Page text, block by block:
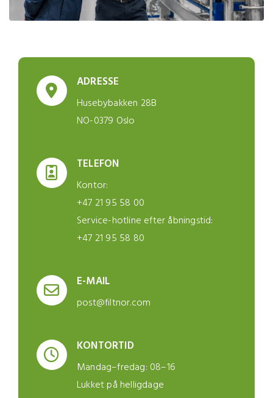
ADRESSE
Husebybakken 28B
NO-0379 Oslo
TELEFON
Kontor:
+47 21 95 58 00
Service-hotline efter åbningstid:
+47 21 95 58 80
E-MAIL
post@filtnor.com
KONTORTID
Mandag–fredag: 08–16
Lukket på helligdage